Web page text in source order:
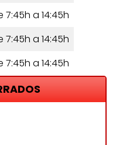
7:45h a 14:45h
7:45h a 14:45h
7:45h a 14:45h